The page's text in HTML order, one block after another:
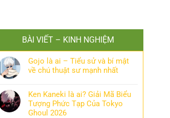
BÀI VIẾT – KINH NGHIỆM
Gojo là ai – Tiểu sử và bí mật
về chú thuật sư mạnh nhất
Ken Kaneki là ai? Giải Mã Biểu
Tượng Phức Tạp Của Tokyo
Ghoul 2026